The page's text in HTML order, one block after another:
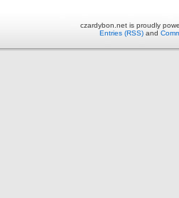
czardybon.net is proudly
Entries (RSS) and